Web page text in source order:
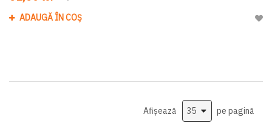
ADAUGĂ ÎN COȘ
Afișează pe pagină